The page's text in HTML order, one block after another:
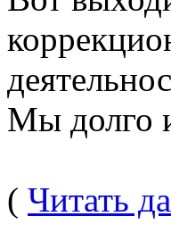
Мы долго
( Читать